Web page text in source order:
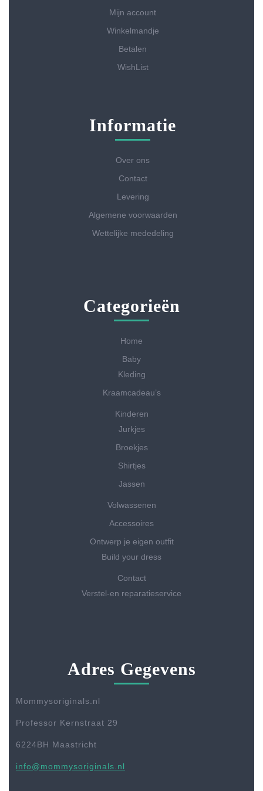
Mijn account
Winkelmandje
Betalen
WishList
Informatie
Over ons
Contact
Levering
Algemene voorwaarden
Wettelijke mededeling
Categorieën
Home
Baby
Kleding
Kraamcadeau’s
Kinderen
Jurkjes
Broekjes
Shirtjes
Jassen
Volwassenen
Accessoires
Ontwerp je eigen outfit
Build your dress
Contact
Verstel-en reparatieservice
Adres Gegevens
Mommysoriginals.nl
Professor Kernstraat 29
6224BH Maastricht
info@mommysoriginals.nl